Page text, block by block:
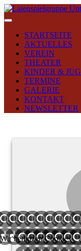
STARTSEITE
AKTUELLES
VEREIN
THEATER
KINDER &
TERMINE
GALERIE
KONTAKT
NEWSLETTER
Wir benutzen Cookies